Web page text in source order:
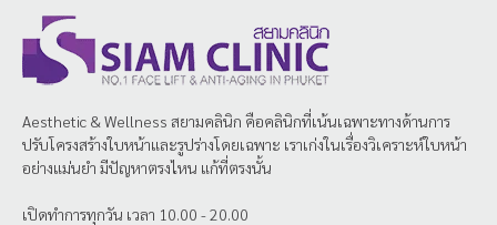
Aesthetic & Wellness สยามคลินิก คือคลินิกที่เน้นเฉพาะทางด้านการ
ปรับโครงสร้างใบหน้าและรูปร่างโดยเฉพาะ เราเก่งในเรื่องวิเคราะห์ใบหน้า
อย่างแม่นยำ มีปัญหาตรงไหน แก้ที่ตรงนั้น
เปิดทำการทุกวัน เวลา 10.00 - 20.00